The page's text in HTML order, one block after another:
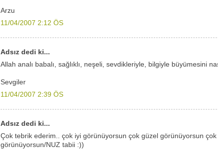
Arzu
11/04/2007 2:12 ÖS
Adsız dedi ki...
Allah analı babalı, sağlıklı, neşeli, sevdikleriyle, bilgiyle büyümesini
Sevgiler
11/04/2007 2:39 ÖS
Adsız dedi ki...
Çok tebrik ederim.. çok iyi görünüyorsun çok güzel görünüyorsun çok
görünüyorsun/NUZ tabii :))